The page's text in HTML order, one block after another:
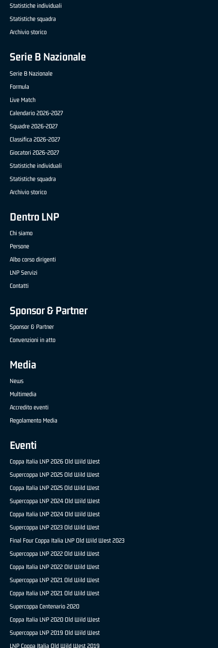
Statistiche individuali
Statistiche squadra
Archivio storico
Serie B Nazionale
Serie B Nazionale
Formula
Live Match
Calendario 2026-2027
Squadre 2026-2027
Classifica 2026-2027
Giocatori 2026-2027
Statistiche individuali
Statistiche squadra
Archivio storico
Dentro LNP
Chi siamo
Persone
Albo corso dirigenti
LNP Servizi
Contatti
Sponsor & Partner
Sponsor & Partner
Convenzioni in atto
Media
News
Multimedia
Accredito eventi
Regolamento Media
Eventi
Coppa Italia LNP 2026 Old Wild West
Supercoppa LNP 2025 Old Wild West
Coppa Italia LNP 2025 Old Wild West
Supercoppa LNP 2024 Old Wild West
Coppa Italia LNP 2024 Old Wild West
Supercoppa LNP 2023 Old Wild West
Final Four Coppa Italia LNP Old Wild West 2023
Supercoppa LNP 2022 Old Wild West
Coppa Italia LNP 2022 Old Wild West
Supercoppa LNP 2021 Old Wild West
Coppa Italia LNP 2021 Old Wild West
Supercoppa Centenario 2020
Coppa Italia LNP 2020 Old Wild West
Supercoppa LNP 2019 Old Wild West
LNP Coppa Italia Old Wild West 2019